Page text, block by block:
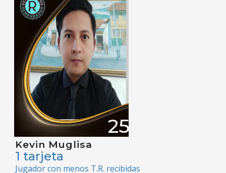
25
Kevin Muglisa
1 tarjeta
Jugador con menos T.R. recibidas